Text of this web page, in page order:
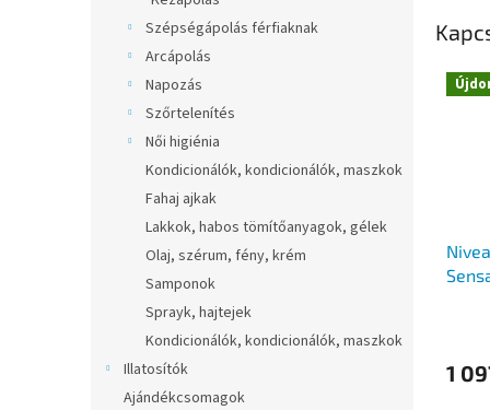
Szépségápolás férfiaknak
Arcápolás
Napozás
Szőrtelenítés
Női higiénia
Kondicionálók, kondicionálók, maszkok
Fahaj ajkak
Lakkok, habos tömítőanyagok, gélek
Olaj, szérum, fény, krém
Samponok
Sprayk, hajtejek
Kondicionálók, kondicionálók, maszkok
Illatosítók
Ajándékcsomagok
1